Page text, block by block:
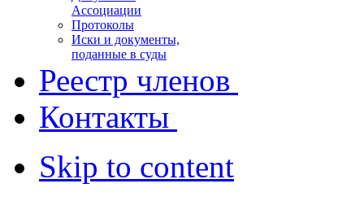
Ассоциации
Протоколы
Иски и документы,
поданные в суды
Реестр членов
Контакты
Skip to content